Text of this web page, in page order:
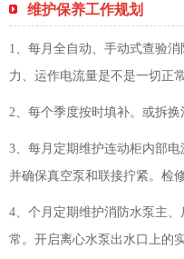
维护保养工作规划
1、每月全自动、手动式查验
力、运作电流量是不是一切正
2、每个季度按时填补。或拆换
3、每月定期维护连动柜内部
并确保真空泵和联接拧紧。检
4、个月定期维护消防水泵主
常。开启离心水泵出水口上的